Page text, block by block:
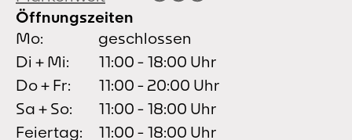
Öffnungszeiten
Mo:
geschlossen
Di + Mi:
11:00 - 18:00 Uhr
Do + Fr:
11:00 - 20:00 Uhr
Sa + So:
11:00 - 18:00 Uhr
Feiertag:
11:00 - 18:00 Uhr